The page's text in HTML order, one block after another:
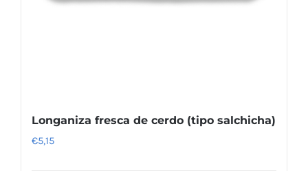
Longaniza fresca de cerdo (tipo salchicha)
€5,15